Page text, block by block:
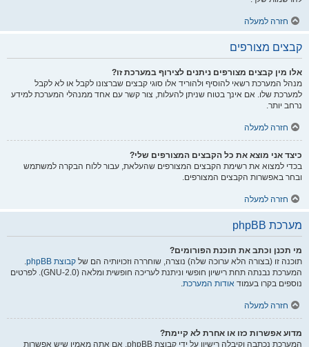
חזרה למעלה
קבצים מצורפים
אלו מין קבצים מצורפים ניתנים לצירוף במערכת זו?
מנהל המערכת רשאי להוסיף ולהוריד אלו סוגי קבצים שברצונו לקבל או לא לקבל
למערכת שלו. אם אינך בטוח שניתן להעלות, צור קשר עם אחד ממנהלי המערכת למידע
נרחב יותר.
חזרה למעלה
כיצד אני מוצא את כל הקבצים המצורפים שלי?
בכדי למצוא את רשימת הקבצים המצורפים שהעלאת, עבור ללוח הבקרה למשתמש
ובחר באפשרות הקבצים המצורפים.
חזרה למעלה
מערכת phpBB
מי תכנן וכתב את תוכנת הפורומים?
תוכנה זו (בצורה הלא ערוכה שלה) נוצרה, שוחררה וזכויותיה הם של קבוצת phpBB
.
המערכת נבנתה תחת רישיון חופשי וניתנת לעריכה חופשית ומלאה (GNU-2.0). לפרטים
נוספים בקרו בעמוד אודות המערכת.
חזרה למעלה
מדוע אפשרות כזו או אחרת לא קיימת?
המערכת נכתבה וקיבלה רישיון על ידי קבוצת phpBB. אם אתה מאמין שיש אפשרות